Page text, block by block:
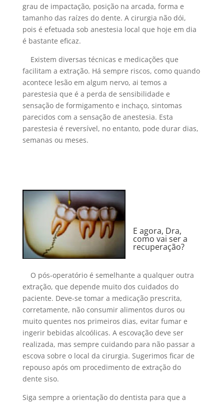
grau de impactação, posição na arcada, forma e
tamanho das raízes do dente. A cirurgia não dói,
pois é efetuada sob anestesia local que hoje em dia
é bastante eficaz.
Existem diversas técnicas e medicações que
facilitam a extração. Há sempre riscos, como quando
acontece lesão em algum nervo, ai temos a
parestesia que é a perda de sensibilidade e
sensação de formigamento e inchaço, sintomas
parecidos com a sensação de anestesia. Esta
parestesia é reversível, no entanto, pode durar dias,
semanas ou meses.
E agora, Dra,
como vai ser a
recuperação?
O pós-operatório é semelhante a qualquer outra
extração, que depende muito dos cuidados do
paciente. Deve-se tomar a medicação prescrita,
corretamente, não consumir alimentos duros ou
muito quentes nos primeiros dias, evitar fumar e
ingerir bebidas alcoólicas. A escovação deve ser
realizada, mas sempre cuidando para não passar a
escova sobre o local da cirurgia. Sugerimos ficar de
repouso após om procedimento de extração do
dente siso.
Siga sempre a orientação do dentista para que a